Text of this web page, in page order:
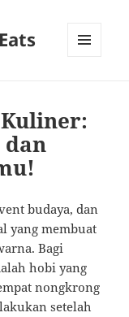
dan
budaya, dan
yang membuat
Bagi
hobi yang
nongkrong
setelah